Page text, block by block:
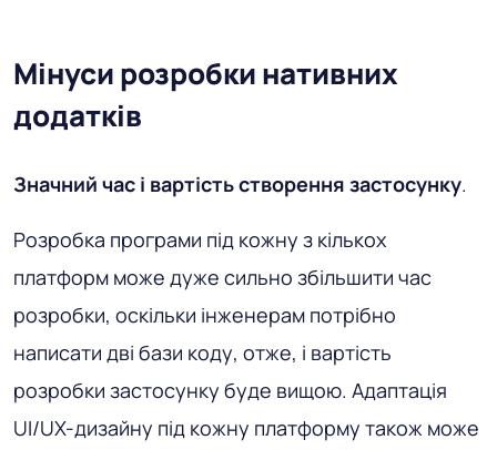
Мінуси розробки нативних
додатків
Значний час і вартість створення застосунку.
Розробка програми під кожну з кількох
платформ може дуже сильно збільшити час
розробки, оскільки інженерам потрібно
написати дві бази коду, отже, і вартість
розробки застосунку буде вищою. Адаптація
UI/UX-дизайну під кожну платформу також може